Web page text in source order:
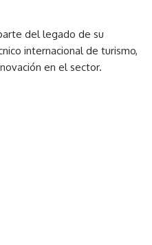
del legado de su
internacional de turismo,
en el sector.